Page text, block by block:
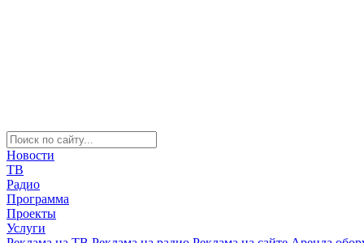
Новости
ТВ
Радио
Программа
Проекты
Услуги